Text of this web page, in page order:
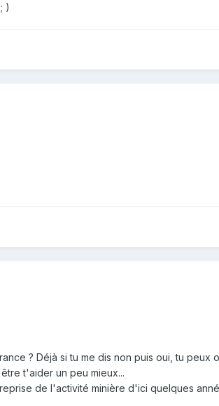
)
? Déjà si tu me dis non puis oui, tu peux
t'aider un peu mieux...
de l'activité minière d'ici quelques